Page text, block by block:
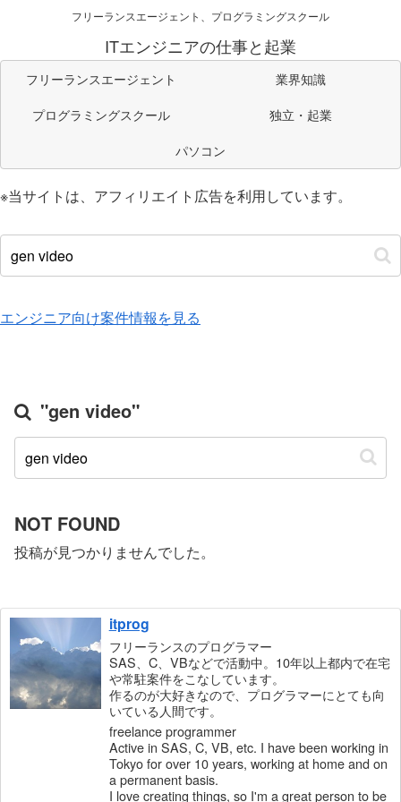
フリーランスエージェント、プログラミングスクール
ITエンジニアの仕事と起業
フリーランスエージェント
業界知識
プログラミングスクール
独立・起業
パソコン
※当サイトは、アフィリエイト広告を利用しています。
エンジニア向け案件情報を見る
"gen video"
NOT FOUND
投稿が見つかりませんでした。
itprog
フリーランスのプログラマー
SAS、C、VBなどで活動中。10年以上都内で在宅
や常駐案件をこなしています。
作るのが大好きなので、プログラマーにとても向
いている人間です。
freelance programmer
Active in SAS, C, VB, etc. I have been working in
Tokyo for over 10 years, working at home and on
a permanent basis.
I love creating things, so I'm a great person to be